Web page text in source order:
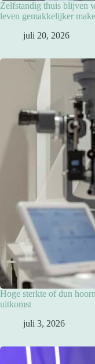
Zelfstandig thuis blijven
leven gemakkelijker
juli 20, 2026
Hoge sterkte of dun
uitkomst
juli 3, 2026